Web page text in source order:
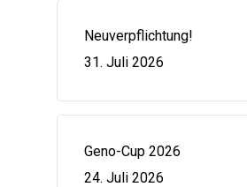
Neuverpflichtung!
31. Juli 2026
Geno-Cup 2026
24. Juli 2026